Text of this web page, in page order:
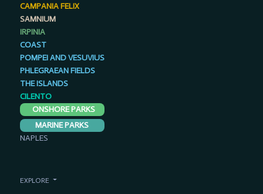
CAMPANIA FELIX
SAMNIUM
IRPINIA
COAST
POMPEI AND VESUVIUS
PHLEGRAEAN FIELDS
THE ISLANDS
CILENTO
ONSHORE PARKS
MARINE PARKS
NAPLES
EXPLORE